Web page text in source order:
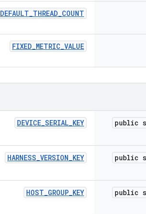
DEFAULT_THREAD_COUNT
FIXED_METRIC_VALUE
public
DEVICE_SERIAL_KEY
public
HARNESS_VERSION_KEY
public
HOST_GROUP_KEY